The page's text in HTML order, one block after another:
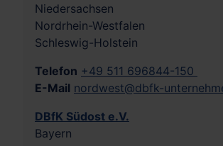
Niedersachsen
Nordrhein-Westfalen
Schleswig-Holstein
Telefon +49 511 696844-150
E-Mail nordwest@dbfk-
DBfK Südost e.V.
Bayern